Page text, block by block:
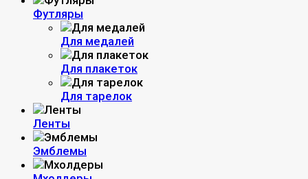
Футляры
Для медалей
Для плакеток
Для тарелок
Ленты
Эмблемы